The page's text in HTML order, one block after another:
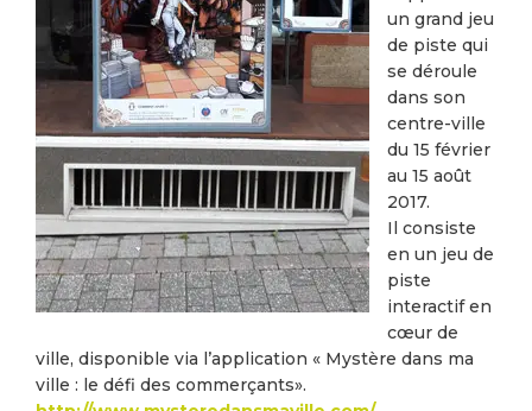
un grand jeu
de piste qui
se déroule
dans son
centre-ville
du 15 février
au 15 août
2017.
Il consiste
en un jeu de
piste
interactif en
cœur de
ville, disponible via l’application « Mystère dans ma
ville : le défi des commerçants».